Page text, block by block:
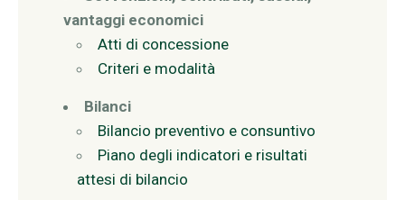
vantaggi economici
Atti di concessione
Criteri e modalità
Bilanci
Bilancio preventivo e consuntivo
Piano degli indicatori e risultati
attesi di bilancio